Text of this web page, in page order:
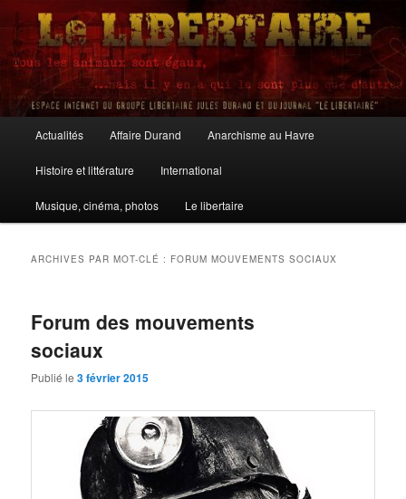
Aller
contenu
principal
Aller
contenu
secondaire
Le Libertaire
principal
Actualités Affaire Durand Anarchisme au Havre
Histoire et littérature International
Musique, cinéma, photos Le libertaire
ARCHIVES PAR MOT-CLÉ : FORUM MOUVEMENTS SOCIAUX
Forum des mouvements
sociaux
Publié le3 février 2015